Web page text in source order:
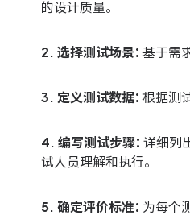
的设计质量。
2. 选择测试场景： 基于需
3. 定义测试数据： 根据测
4. 编写测试步骤： 详细列
试人员理解和执行。
5. 确定评价标准： 为每个